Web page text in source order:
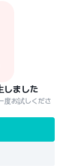
しました
度お試しくださ